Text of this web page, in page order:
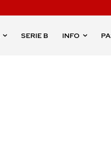
SERIE B INFO